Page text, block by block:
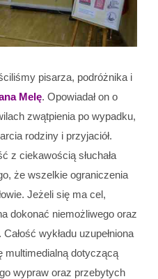
pisarza, podróżnika i
Melę. Opowiadał on o
zwątpienia po wypadku,
rodziny i przyjaciół.
z ciekawością słuchała
że wszelkie ograniczenia
Jeżeli się ma cel,
dokonać niemożliwego oraz
wykładu uzupełniona
multimedialną dotyczącą
wypraw oraz przebytych